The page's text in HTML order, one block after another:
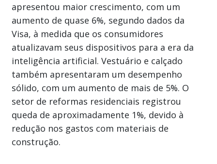
apresentou maior crescimento, com um
aumento de quase 6%, segundo dados da
Visa, à medida que os consumidores
atualizavam seus dispositivos para a era da
inteligência artificial. Vestuário e calçado
também apresentaram um desempenho
sólido, com um aumento de mais de 5%. O
setor de reformas residenciais registrou
queda de aproximadamente 1%, devido à
redução nos gastos com materiais de
construção.